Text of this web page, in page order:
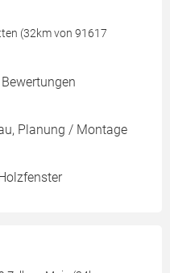
(32km von 91617
Planung / Montage